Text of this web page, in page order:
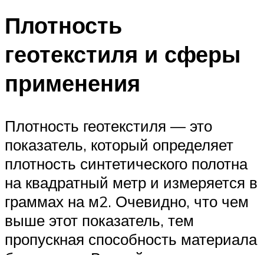
Плотность
геотекстиля и сферы
применения
Плотность геотекстиля — это
показатель, который определяет
плотность синтетического полотна
на квадратный метр и измеряется в
граммах на м2. Очевидно, что чем
выше этот показатель, тем
пропускная способность материала